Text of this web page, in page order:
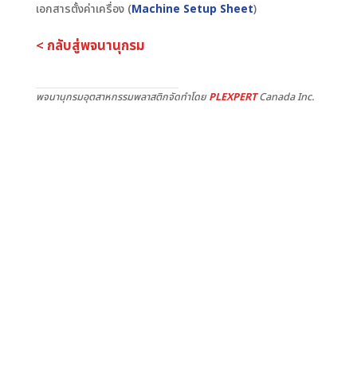
เอกสารตั้งค่าเครื่อง (Machine Setup Sheet)
< กลับสู่พจนานุกรม
พจนานุกรมอุตสาหกรรมพลาสติกจัดทำโดยPLEXPERTCanada Inc.